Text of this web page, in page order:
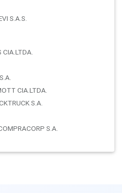
S.A.S.
CIA.LTDA.
CIA.LTDA.
S.A.
S.A.